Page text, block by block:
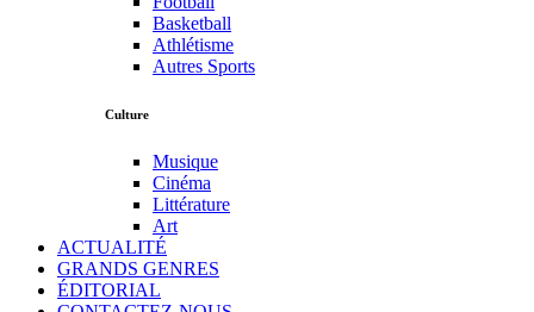
Basketball
Athlétisme
Autres Sports
Culture
Musique
Cinéma
Littérature
Art
ACTUALITÉ
GRANDS GENRES
ÉDITORIAL